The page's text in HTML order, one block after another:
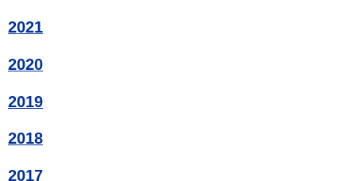
2021
2020
2019
2018
2017